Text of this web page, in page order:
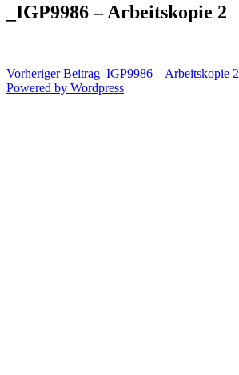
_IGP9986 – Arbeitskopie 2
Vorheriger Beitrag _IGP9986 – Arbeitskopie 2
Powered by Wordpress